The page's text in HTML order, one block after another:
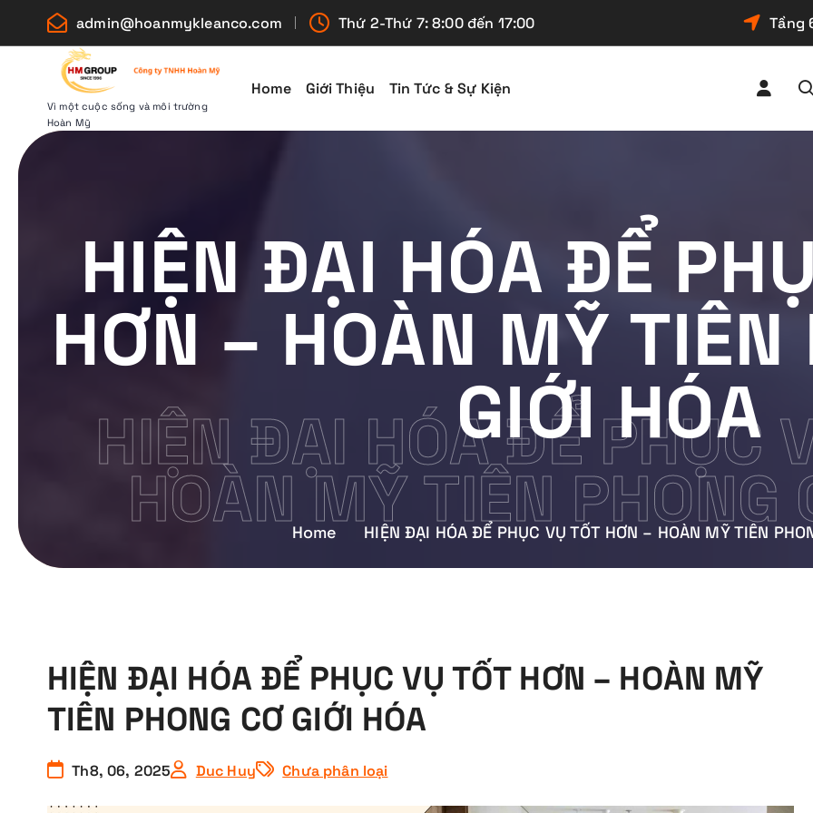
admin@hoanmykleanco.com Thứ 2-Thứ 7: 8:00 đến 17:00 Tầng
Vì một cuộc sống và môi trường
Hoàn Mỹ
Home Giới Thiệu Tin Tức & Sự Kiện
HIỆN ĐẠI HÓA ĐỂ PHỤC
HOÀN MỸ TIÊN PHONG
HIỆN ĐẠI HÓA ĐỂ
HƠN – HOÀN MỸ TIÊN
GIỚI HÓA
Home HIỆN ĐẠI HÓA ĐỂ PHỤC VỤ TỐT HƠN – HOÀN MỸ TIÊN
HIỆN ĐẠI HÓA ĐỂ PHỤC VỤ TỐT HƠN – HOÀN MỸ
TIÊN PHONG CƠ GIỚI HÓA
Th8, 06, 2025 Duc Huy Chưa phân loại